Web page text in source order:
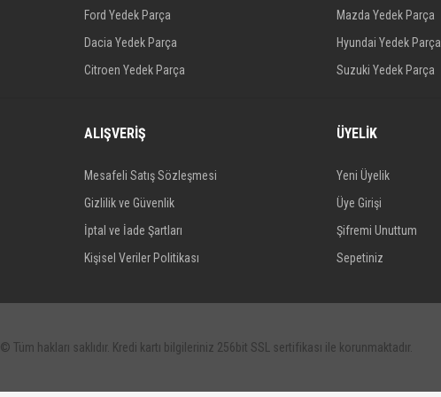
Ford Yedek Parça
Dacia Yedek Parça
Citroen Yedek Parça
Mazda Yedek Parça
Hyundai Yedek Parça
Suzuki Yedek Parça
ALIŞVERİŞ
Mesafeli Satış Sözleşmesi
Gizlilik ve Güvenlik
İptal ve İade Şartları
Kişisel Veriler Politikası
ÜYELİK
Yeni Üyelik
Üye Girişi
Şifremi Unuttum
Sepetiniz
© Tüm hakları saklıdır. Kredi kartı bilgileriniz 256bit SSL sertifikası ile korunmaktadır.